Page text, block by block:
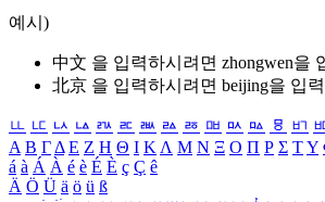
예시)
中文 을 입력하시려면 zhongwen을
北京 을 입력하시려면 beijing을 입
ㅥ ㅦ ㅧ ㅨ ㅩ ㅪ ㅫ ㅬ ㅭ ㅮ ㅯ ㅰ ㅱ ㅲ
Α Β ΓΔ Ε Ζ Η Θ Ι ΚΛ Μ Ν Ξ Ο Π Ρ Σ ΤΥ
á à Á À é è É È ç Ç ê
Ä Ö Ü ä ö ü ß